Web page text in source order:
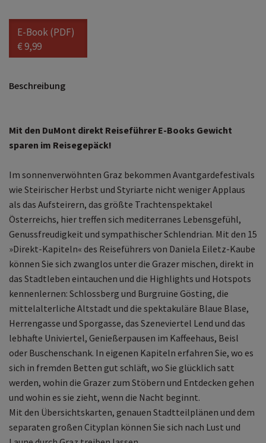
E-Book (PDF)
€ 9,99
Beschreibung
Mit den DuMont direkt Reiseführer E-Books Gewicht
sparen im Reisegepäck!
Im sonnenverwöhnten Graz bekommen Avantgardefestivals
wie Steirischer Herbst und Styriarte nicht weniger Applaus
als das Aufsteirern, das größte Trachtenspektakel
Österreichs, hier treffen sich mediterranes Lebensgefühl,
Genussfreudigkeit und sympathischer Schlendrian. Mit den 15
»Direkt-Kapiteln« des Reiseführers von Daniela Eiletz-Kaube
können Sie sich zwanglos unter die Grazer mischen, direkt in
das Stadtleben eintauchen und die Highlights und Hotspots
kennenlernen: Schlossberg und Burgruine Gösting, die
mittelalterliche Altstadt und die spektakuläre Blaue Blase,
Herrengasse und Sporgasse, das Szeneviertel Lend und das
lebhafte Univiertel, Genießerpausen im Kaffeehaus, Beisl
oder Buschenschank. In eigenen Kapiteln erfahren Sie, wo es
sich in fremden Betten gut schläft, wo Sie glücklich satt
werden, wohin die Grazer zum Stöbern und Entdecken gehen
und wohin es sie zieht, wenn die Nacht beginnt.
Mit den Übersichtskarten, genauen Stadtteilplänen und dem
separaten großen Cityplan können Sie sich nach Lust und